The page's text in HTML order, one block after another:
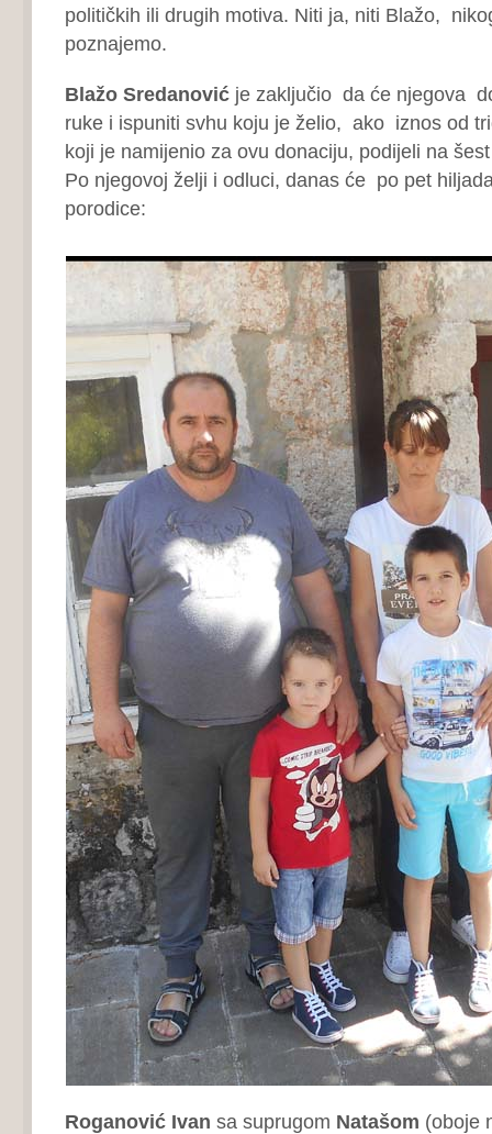
političkih ili drugih motiva. Niti ja, niti Blažo,
poznajemo.
Blažo Sredanović je zaključio da će njegova
ruke i ispuniti svhu koju je želio, ako iznos od
koji je namijenio za ovu donaciju, podijeli na
Po njegovoj želji i odluci, danas će po pet
porodice:
Roganović Ivan sa suprugom Natašom (oboje